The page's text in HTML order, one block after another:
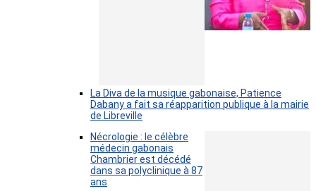
La Diva de la musique gabonaise, Patience
Dabany a fait sa réapparition publique à la mairie
de Libreville
Nécrologie : le célèbre
médecin gabonais
Chambrier est décédé
dans sa polyclinique à 87
ans